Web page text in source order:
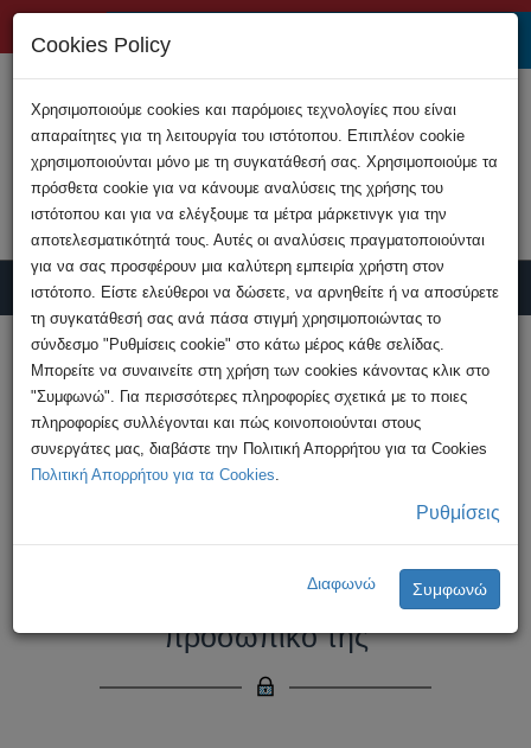
Υποβολή Καταγγελίας
HOME
Ανακοινώσεις
Ευρωπαϊκή Επιτροπή - απαγόρευση του
TikTok στο προσωπικό της
Ευρωπαϊκή Επιτροπή -
απαγόρευση του TikTok στο
προσωπικό της
Cookies Policy
Χρησιμοποιούμε cookies και παρόμοιες τεχνολογίες που είναι
απαραίτητες για τη λειτουργία του ιστότοπου. Επιπλέον cookie
χρησιμοποιούνται μόνο με τη συγκατάθεσή σας. Χρησιμοποιούμε τα
πρόσθετα cookie για να κάνουμε αναλύσεις της χρήσης του
ιστότοπου και για να ελέγξουμε τα μέτρα μάρκετινγκ για την
αποτελεσματικότητά τους. Αυτές οι αναλύσεις πραγματοποιούνται
για να σας προσφέρουν μια καλύτερη εμπειρία χρήστη στον
ιστότοπο. Είστε ελεύθεροι να δώσετε, να αρνηθείτε ή να αποσύρετε
τη συγκατάθεσή σας ανά πάσα στιγμή χρησιμοποιώντας το
σύνδεσμο "Ρυθμίσεις cookie" στο κάτω μέρος κάθε σελίδας.
Μπορείτε να συναινείτε στη χρήση των cookies κάνοντας κλικ στο
"Συμφωνώ". Για περισσότερες πληροφορίες σχετικά με το ποιες
πληροφορίες συλλέγονται και πώς κοινοποιούνται στους
συνεργάτες μας, διαβάστε την Πολιτική Απορρήτου για τα Cookies
Πολιτική Απορρήτου για τα Cookies.
Ρυθμίσεις
Διαφωνώ Συμφωνώ